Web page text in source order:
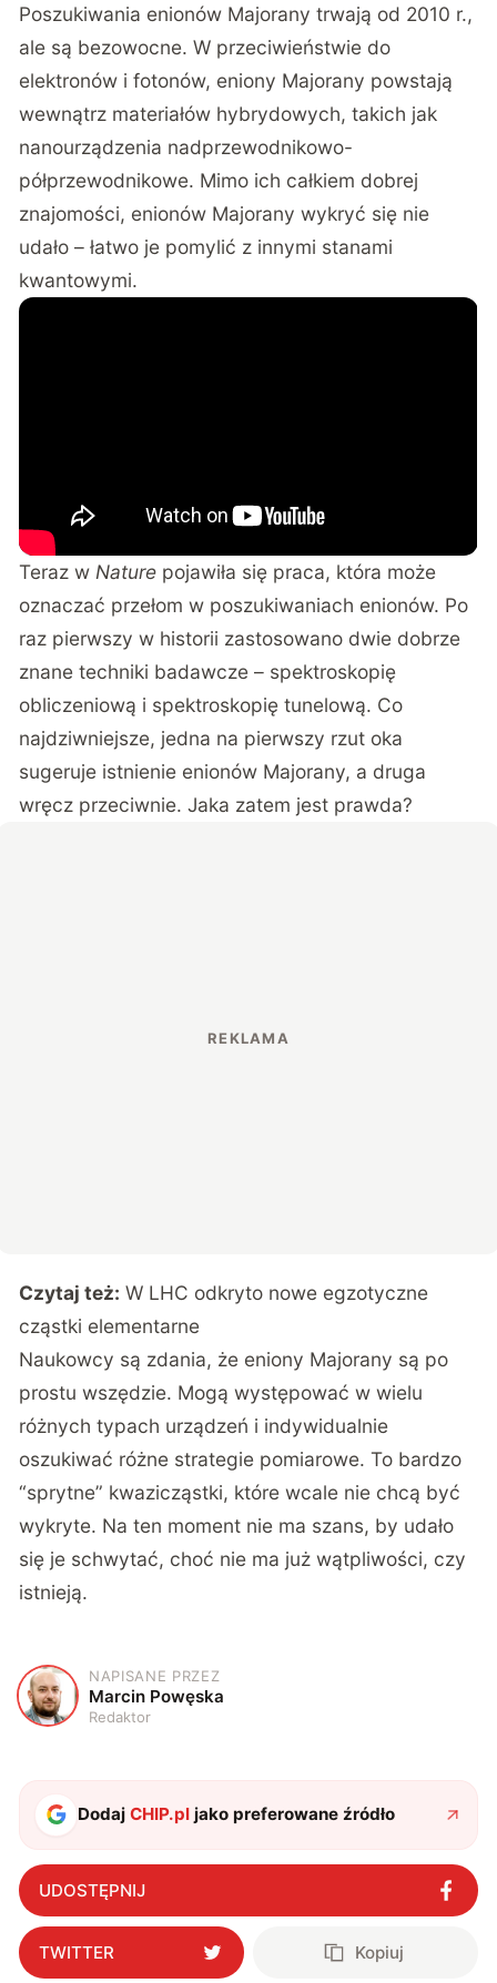
Poszukiwania enionów Majorany trwają od 2010 r.,
ale są bezowocne. W przeciwieństwie do
elektronów i fotonów, eniony Majorany powstają
wewnątrz materiałów hybrydowych, takich jak
nanourządzenia nadprzewodnikowo-
półprzewodnikowe. Mimo ich całkiem dobrej
znajomości, enionów Majorany wykryć się nie
udało – łatwo je pomylić z innymi stanami
kwantowymi.
Teraz w Nature pojawiła się praca, która może
oznaczać przełom w poszukiwaniach enionów. Po
raz pierwszy w historii zastosowano dwie dobrze
znane techniki badawcze – spektroskopię
obliczeniową i spektroskopię tunelową. Co
najdziwniejsze, jedna na pierwszy rzut oka
sugeruje istnienie enionów Majorany, a druga
wręcz przeciwnie. Jaka zatem jest prawda?
Czytaj też: W LHC odkryto nowe egzotyczne
cząstki elementarne
Naukowcy są zdania, że eniony Majorany są po
prostu wszędzie. Mogą występować w wielu
różnych typach urządzeń i indywidualnie
oszukiwać różne strategie pomiarowe. To bardzo
“sprytne” kwazicząstki, które wcale nie chcą być
wykryte. Na ten moment nie ma szans, by udało
się je schwytać, choć nie ma już wątpliwości, czy
istnieją.
M
NAPISANE PRZEZ
Marcin Powęska
Redaktor
DodajCHIP.pl jako preferowane źródło
UDOSTĘPNIJ
TWITTER Kopiuj